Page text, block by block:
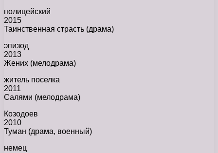
полицейский
2015
Таинственная страсть (драма)
эпизод
2013
Жених (мелодрама)
житель поселка
2011
Салями (мелодрама)
Козодоев
2010
Туман (драма, военный)
немец